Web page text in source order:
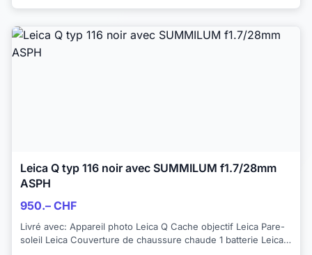
Leica Q typ 116 noir avec SUMMILUM f1.7/28mm
ASPH
950.– CHF
Livré avec: Appareil photo Leica Q Cache objectif Leica Pare-
soleil Leica Couverture de chaussure chaude 1 batterie Leica 1